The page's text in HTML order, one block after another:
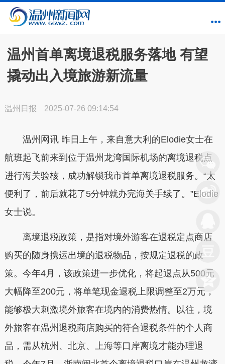
温州首单离境退税服务落地 有望
撬动出入境旅游新流量
温州日报 2025-07-26 09:14:54
温州网讯 昨日上午，来自意大利的Elodie女士在
航班起飞前来到位于温州龙湾国际机场的离境退税点
进行海关验核，成功解锁我市首单离境退税服务。“太
便利了，前后就花了5分钟就办完海关手续了。”Elodie
女士说。
离境退税政策，是指对境外游客在退税定点商店
购买的随身携运出境的退税物品，按规定退税的政
策。今年4月，该政策进一步优化，将起退点从500元
大幅降至200元，将单笔现金退税上限调整至2万元，
能够极大刺激境外旅客在境内的消费热情。以往，境
外旅客在温州退税商店购买的符合退税条件的个人商
品，需从杭州、北京、上海等口岸离境才能办理退